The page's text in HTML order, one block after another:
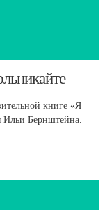
книге «Я
Ильи Бернштейна.